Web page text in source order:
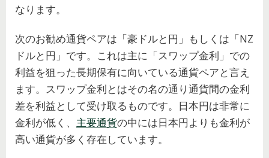
なります。
次のお勧め通貨ペアは「豪ドルと円」もしくは「NZ
ドルと円」です。これは主に「スワップ金利」での
利益を狙った長期保有に向いている通貨ペアと言え
ます。スワップ金利とはその名の通り通貨間の金利
差を利益として受け取るものです。日本円は非常に
金利が低く、 主要通貨の中には日本円よりも金利が
高い通貨が多く存在しています。